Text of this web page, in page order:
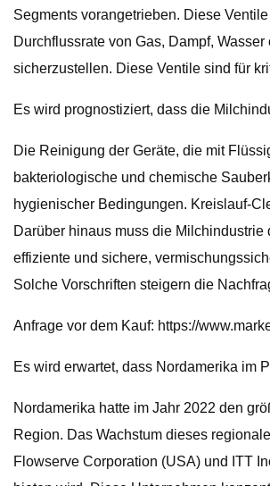
Segments vorangetrieben. Diese
Durchflussrate von Gas, Dampf,
sicherzustellen. Diese Ventile sind für
Es wird prognostiziert, dass die
Die Reinigung der Geräte, die mit
bakteriologische und chemische
hygienischer Bedingungen. Kreislauf-
Darüber hinaus muss die
effiziente und sichere,
Solche Vorschriften steigern die
Anfrage vor dem Kauf: https://
Es wird erwartet, dass Nordamerika im
Nordamerika hatte im Jahr 2022 den
Region. Das Wachstum dieses
Flowserve Corporation (USA) und ITT